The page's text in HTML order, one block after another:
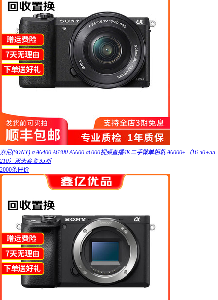
索尼(SONY) α A6400 A6300 A6600 a6000视频直播4K二手微单相机 A6000+（16-50+55-
210）双头套装 95新
2000条评价